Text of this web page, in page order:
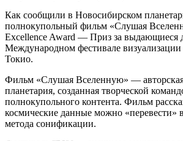
Как сообщили в Новосибирском
полнокупольный фильм «Слушая
Excellence Award — Приз за выдающиеся
Международном фестивале
Токио.
Фильм «Слушая Вселенную» — авторская
планетария, созданная творческой
полнокупольного контента. Фильм
космические данные можно
метода сонификации.